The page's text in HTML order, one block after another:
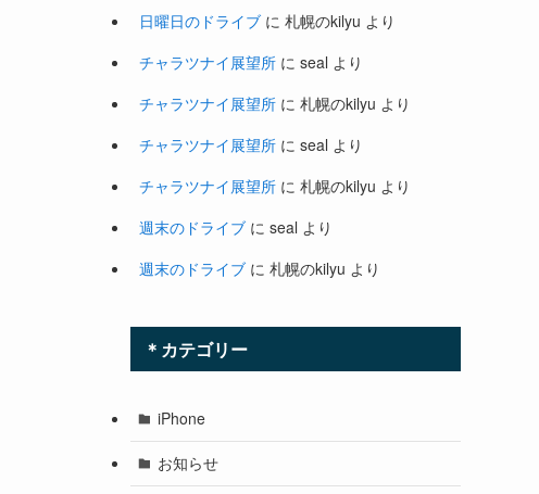
日曜日のドライブ に 札幌のkilyu より
チャラツナイ展望所 に seal より
チャラツナイ展望所 に 札幌のkilyu より
チャラツナイ展望所 に seal より
チャラツナイ展望所 に 札幌のkilyu より
週末のドライブ に seal より
週末のドライブ に 札幌のkilyu より
＊カテゴリー
iPhone
お知らせ